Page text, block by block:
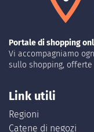
Portale di shopping
Vi accompagniamo
sullo shopping,
Link utili
Regioni
Catene di negozi